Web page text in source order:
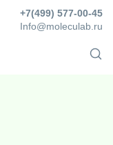
Info@moleculab.ru
+7(499) 577-00-45